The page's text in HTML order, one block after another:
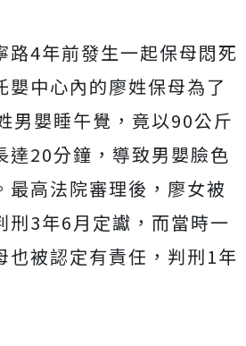
路4年前發生一起保母悶死
嬰中心內的廖姓保母為了
男嬰睡午覺，竟以90公斤
達20分鐘，導致男嬰臉色
最高法院審理後，廖女被
刑3年6月定讞，而當時一
也被認定有責任，判刑1年